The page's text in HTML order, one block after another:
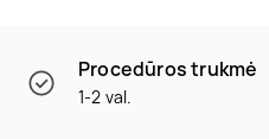
Procedūros trukmė
1-2 val.